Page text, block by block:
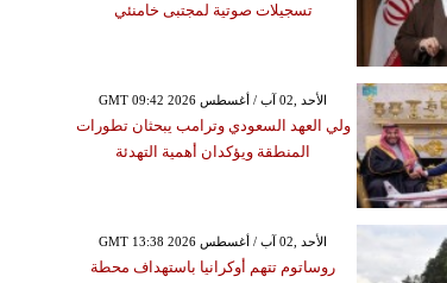
تسجيلات صوتية لمجتبى خامنئي
GMT 09:42 2026 الأحد ,02 آب / أغسطس
ولي العهد السعودي وترامب يبحثان تطورات
المنطقة ويؤكدان أهمية التهدئة
GMT 13:38 2026 الأحد ,02 آب / أغسطس
روساتوم تتهم أوكرانيا باستهداف محطة